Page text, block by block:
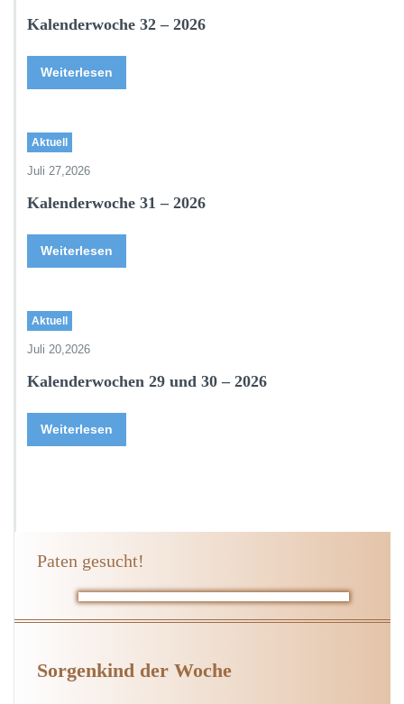
Kalenderwoche 32 – 2026
Weiterlesen
Aktuell
Juli 27,2026
Kalenderwoche 31 – 2026
Weiterlesen
Aktuell
Juli 20,2026
Kalenderwochen 29 und 30 – 2026
Weiterlesen
Paten gesucht!
Sorgenkind der Woche